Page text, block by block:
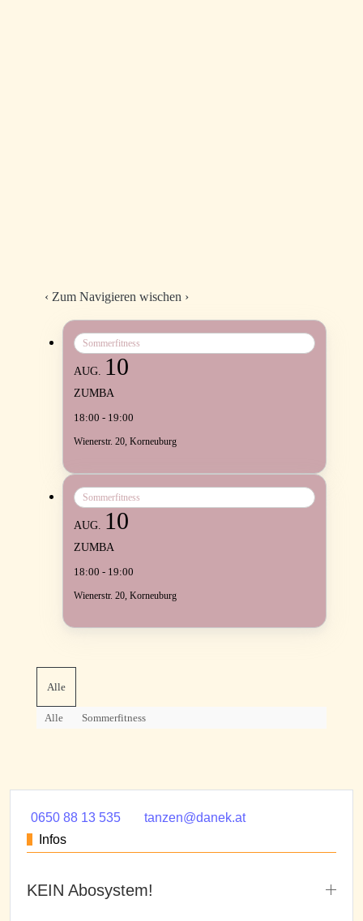
Alle
Alle Sommerfitness
Sommerfitness
AUG. 10
ZUMBA
18:00 - 19:00
Wienerstr. 20, Korneuburg
Sommerfitness
AUG. 10
ZUMBA
18:00 - 19:00
Wienerstr. 20, Korneuburg
‹ Zum Navigieren wischen ›
0650 88 13 535
tanzen@danek.at
Infos
KEIN Abosystem!